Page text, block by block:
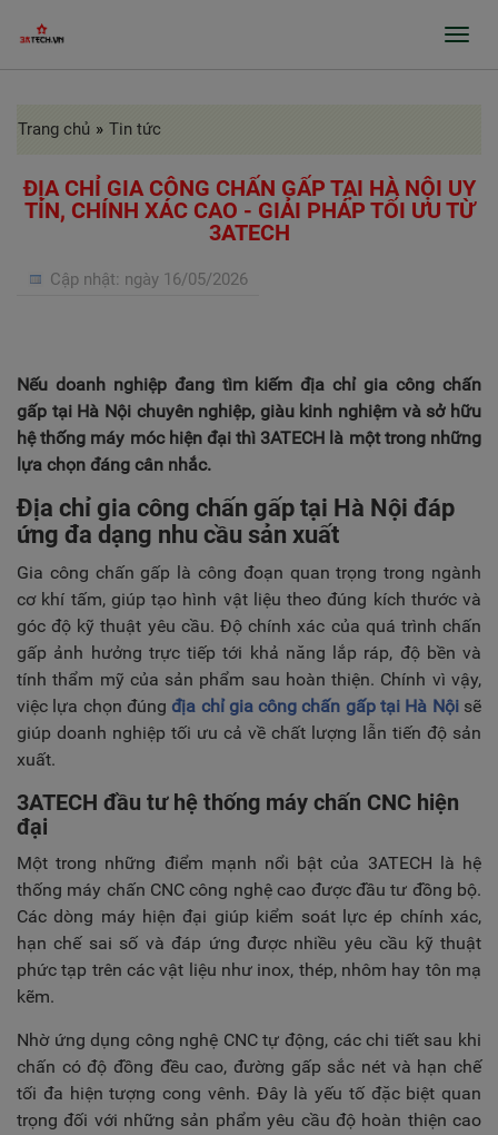
GIỚI THIỆU
SẢN PHẨM
GIA CÔNG INOX, BÀO RÃNH, CHẤN GẤP
PROFILE
DỰ ÁN
TIN TỨC
TUYỂN DỤNG
Trang chủ » Tin tức
ĐỊA CHỈ GIA CÔNG CHẤN GẤP TẠI HÀ NỘI UY
TÍN, CHÍNH XÁC CAO - GIẢI PHÁP TỐI ƯU TỪ
3ATECH
Cập nhật: ngày 16/05/2026
Nếu doanh nghiệp đang tìm kiếm địa chỉ gia công chấn
gấp tại Hà Nội chuyên nghiệp, giàu kinh nghiệm và sở hữu
hệ thống máy móc hiện đại thì 3ATECH là một trong những
lựa chọn đáng cân nhắc.
Địa chỉ gia công chấn gấp tại Hà Nội đáp
ứng đa dạng nhu cầu sản xuất
Gia công chấn gấp là công đoạn quan trọng trong ngành
cơ khí tấm, giúp tạo hình vật liệu theo đúng kích thước và
góc độ kỹ thuật yêu cầu. Độ chính xác của quá trình chấn
gấp ảnh hưởng trực tiếp tới khả năng lắp ráp, độ bền và
tính thẩm mỹ của sản phẩm sau hoàn thiện. Chính vì vậy,
việc lựa chọn đúng địa chỉ gia công chấn gấp tại Hà Nộisẽ
giúp doanh nghiệp tối ưu cả về chất lượng lẫn tiến độ sản
xuất.
3ATECH đầu tư hệ thống máy chấn CNC hiện
đại
Một trong những điểm mạnh nổi bật của 3ATECH là hệ
thống máy chấn CNC công nghệ cao được đầu tư đồng bộ.
Các dòng máy hiện đại giúp kiểm soát lực ép chính xác,
hạn chế sai số và đáp ứng được nhiều yêu cầu kỹ thuật
phức tạp trên các vật liệu như inox, thép, nhôm hay tôn mạ
kẽm.
Nhờ ứng dụng công nghệ CNC tự động, các chi tiết sau khi
chấn có độ đồng đều cao, đường gấp sắc nét và hạn chế
tối đa hiện tượng cong vênh. Đây là yếu tố đặc biệt quan
trọng đối với những sản phẩm yêu cầu độ hoàn thiện cao